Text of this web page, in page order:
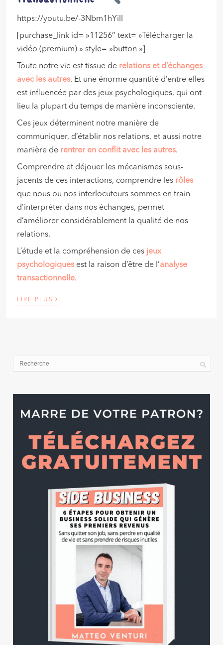
https://youtu.be/-3Nbm1hYilI
[purchase_link id= »11256″ text= »Télécharger la
vidéo (premium) » style= »button »]
Toute notre vie est tissue de relations et d’échanges
avec les autres. Et une énorme quantité d’entre elles
est influencée par des jeux psychologiques, qui ont
lieu la plupart du temps de manière inconsciente.
Ces jeux déterminent notre manière de
communiquer, d’établir nos relations, et aussi notre
manière de rentrer en conflit avec les autres.
Comprendre et déjouer les mécanismes sous-
jacents de ces interactions, comprendre les rôles
que nous ou nos interlocuteurs sommes en train
d’interpréter dans nos échanges, permet
d’améliorer considérablement la qualité de nos
relations.
L’étude et la compréhension de ces jeux
psychologiques est la raison d’être de l’analyse
transactionnelle.
LIRE PLUS ›